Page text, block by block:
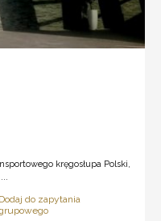
kręgosłupa Polski,